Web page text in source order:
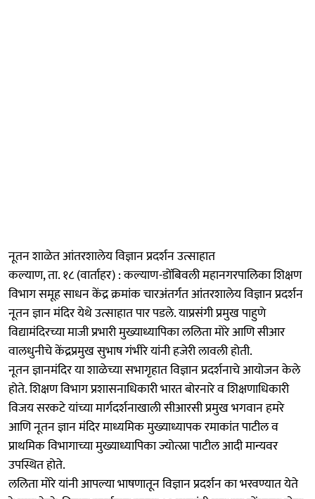
नूतन शाळेत आंतरशालेय विज्ञान प्रदर्शन उत्साहात
कल्याण, ता. १८ (वार्ताहर) : कल्याण-डोंबिवली महानगरपालिका शिक्षण
विभाग समूह साधन केंद्र क्रमांक चारअंतर्गत आंतरशालेय विज्ञान प्रदर्शन
नूतन ज्ञान मंदिर येथे उत्साहात पार पडले. याप्रसंगी प्रमुख पाहुणे
विद्यामंदिरच्या माजी प्रभारी मुख्याध्यापिका ललिता मोरे आणि सीआर
वालधुनीचे केंद्रप्रमुख सुभाष गंभीरे यांनी हजेरी लावली होती.
नूतन ज्ञानमंदिर या शाळेच्या सभागृहात विज्ञान प्रदर्शनाचे आयोजन केले
होते. शिक्षण विभाग प्रशासनाधिकारी भारत बोरनारे व शिक्षणाधिकारी
विजय सरकटे यांच्या मार्गदर्शनाखाली सीआरसी प्रमुख भगवान हमरे
आणि नूतन ज्ञान मंदिर माध्यमिक मुख्याध्यापक रमाकांत पाटील व
प्राथमिक विभागाच्या मुख्याध्यापिका ज्योत्स्ना पाटील आदी मान्यवर
उपस्थित होते.
ललिता मोरे यांनी आपल्या भाषणातून विज्ञान प्रदर्शन का भरवण्यात येते